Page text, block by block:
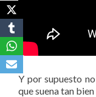
Y por supuesto
que suena tan